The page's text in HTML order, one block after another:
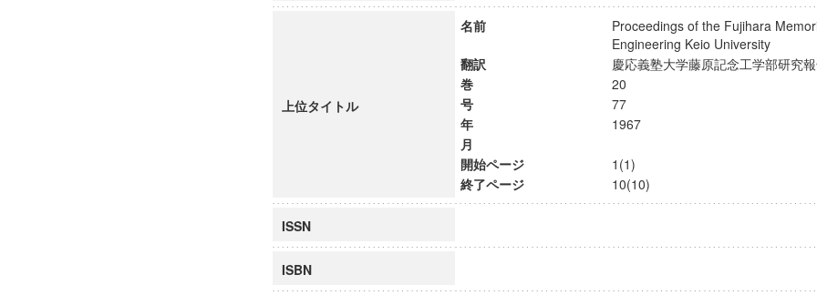
上位タイトル
名前
Proceedings of the Fujihara
Engineering Keio University
翻訳
慶応義塾大学藤原記念工学部研究
巻
20
号
77
年
1967
月
開始ページ
1(1)
終了ページ
10(10)
ISSN
ISBN